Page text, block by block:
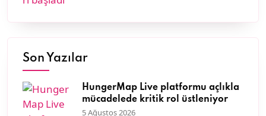
Son Yazılar
HungerMap Live platformu açlıkla
mücadelede kritik rol üstleniyor
5 Ağustos 2026